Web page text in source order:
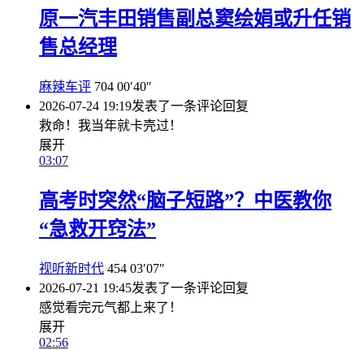
原一汽丰田销售副总窦绘娟或升任销
售总经理
麻辣车评 704 00′40″
2026-07-24 19:19发表了一条评论回复
救命！我当年就卡壳过！
展开
03:07
高考时突然“脑子短路”？中医教你
“急救开窍法”
视听新时代 454 03′07″
2026-07-21 19:45发表了一条评论回复
感觉看完元气都上来了！
展开
02:56